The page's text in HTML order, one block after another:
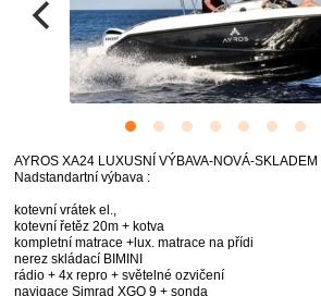
AYROS XA24 LUXUSNÍ VÝBAVA-NOVÁ-SKLADEM
Nadstandartní výbava :
kotevní vrátek el.,
kotevní řetěz 20m + kotva
kompletní matrace +lux. matrace na přídi
nerez skládací BIMINI
rádio + 4x repro + světelné ozvičení
navigace Simrad XGO 9 + sonda